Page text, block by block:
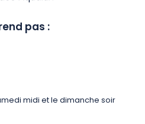
pour des moments de
totale.
pas :
midi et le dimanche soir